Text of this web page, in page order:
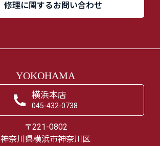
修理に関するお問い合わせ
YOKOHAMA
横浜本店
045-432-0738
〒221-0802
神奈川県横浜市神奈川区